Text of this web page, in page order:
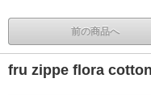
前の商品へ
fru zippe flora